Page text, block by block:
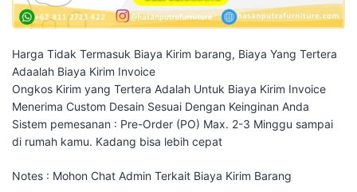
Harga Tidak Termasuk Biaya Kirim barang, Biaya Yang Tertera
Adaalah Biaya Kirim Invoice
Ongkos Kirim yang Tertera Adalah Untuk Biaya Kirim Invoice
Menerima Custom Desain Sesuai Dengan Keinginan Anda
Sistem pemesanan : Pre-Order (PO) Max. 2-3 Minggu sampai
di rumah kamu. Kadang bisa lebih cepat
Notes : Mohon Chat Admin Terkait Biaya Kirim Barang